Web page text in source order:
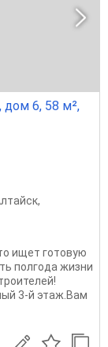
дом 6, 58 м²,
,
ищет готовую
полгода жизни
3-й этаж.Вам